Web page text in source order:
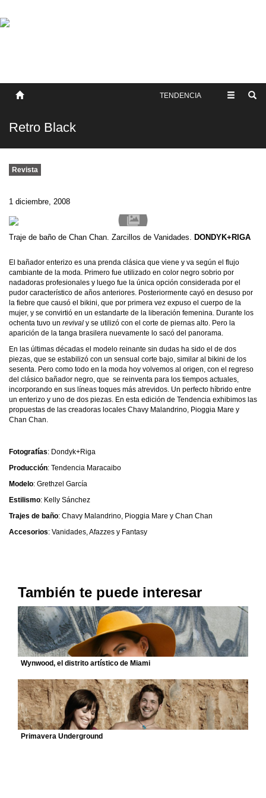
SOBRE NOSOTROS
TENDENCIA
Retro Black
Revista
1 diciembre, 2008
Traje de baño de Chan Chan. Zarcillos de Vanidades. DONDYK+RIGA
El bañador enterizo es una prenda clásica que viene y va según el flujo
cambiante de la moda. Primero fue utilizado en color negro sobrio por
nadadoras profesionales y luego fue la única opción considerada por el
pudor característico de años anteriores. Posteriormente cayó en desuso por
la fiebre que causó el bikini, que por primera vez expuso el cuerpo de la
mujer, y se convirtió en un estandarte de la liberación femenina. Durante los
ochenta tuvo un revival y se utilizó con el corte de piernas alto. Pero la
aparición de la tanga brasilera nuevamente lo sacó del panorama.
En las últimas décadas el modelo reinante sin dudas ha sido el de dos
piezas, que se estabilizó con un sensual corte bajo, similar al bikini de los
sesenta. Pero como todo en la moda hoy volvemos al origen, con el regreso
del clásico bañador negro, que se reinventa para los tiempos actuales,
incorporando en sus líneas toques más atrevidos. Un perfecto híbrido entre
un enterizo y uno de dos piezas. En esta edición de Tendencia exhibimos las
propuestas de las creadoras locales Chavy Malandrino, Pioggia Mare y
Chan Chan.
Fotografías: Dondyk+Riga
Producción: Tendencia Maracaibo
Modelo: Grethzel García
Estilismo: Kelly Sánchez
Trajes de baño: Chavy Malandrino, Pioggia Mare y Chan Chan
Accesorios: Vanidades, Afazzes y Fantasy
También te puede interesar
Wynwood, el distrito artístico de Miami
Primavera Underground